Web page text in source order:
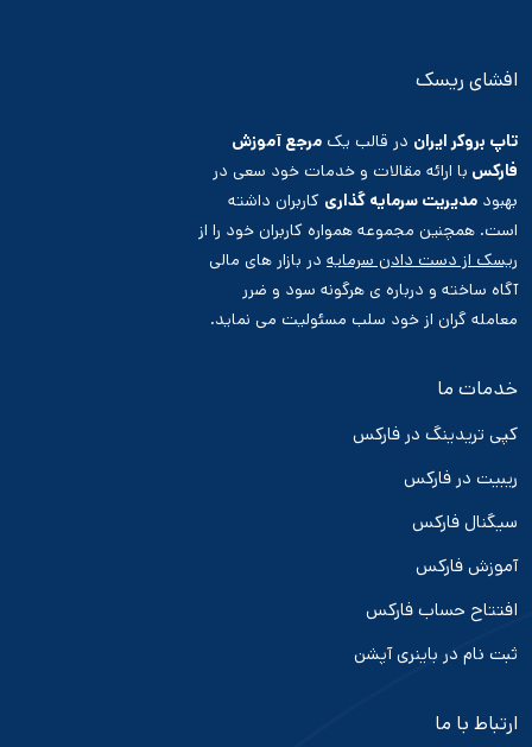
افشای ریسک
تاپ بروکر ایران در قالب یک مرجع آموزش
فارکس با ارائه مقالات و خدمات خود سعی در
بهبود مدیریت سرمایه گذاری کاربران داشته
است. همچنین مجموعه همواره کاربران خود را از
ریسک از دست دادن سرمایه در بازار های مالی
آگاه ساخته و درباره ی هرگونه سود و ضرر
معامله گران از خود سلب مسئولیت می نماید.
خدمات ما
کپی تریدینگ در فارکس
ریبیت در فارکس
سیگنال فارکس
آموزش فارکس
افتتاح حساب فارکس
ثبت نام در باینری آپشن
ارتباط با ما